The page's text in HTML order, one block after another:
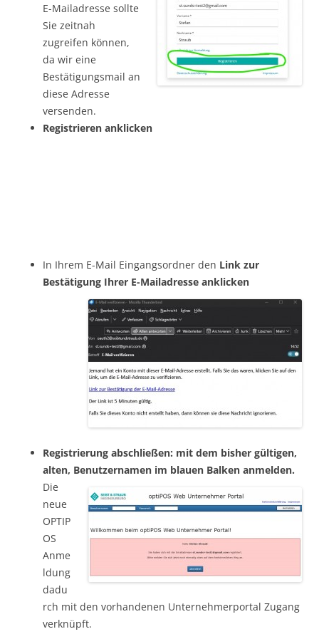
E-Mailadresse sollte
Sie zeitnah
zugreifen können,
da wir eine
Bestätigungsmail an
diese Adresse
versenden.
Registrieren anklicken
In Ihrem E-Mail Eingangsordner den Link zur
Bestätigung Ihrer E-Mailadresse anklicken
Registrierung abschließen: mit dem bisher gültigen,
alten, Benutzernamen im blauen Balken anmelden.
Die
neue
OPTIP
OS
Anme
ldung
dadu
rch mit den vorhandenen Unternehmerportal Zugang
verknüpft.